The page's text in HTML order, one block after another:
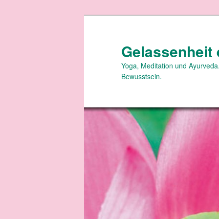
Gelassenheit
Yoga, Meditation und
Bewusstsein.